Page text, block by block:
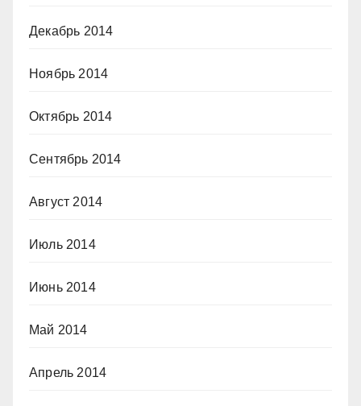
Декабрь 2014
Ноябрь 2014
Октябрь 2014
Сентябрь 2014
Август 2014
Июль 2014
Июнь 2014
Май 2014
Апрель 2014